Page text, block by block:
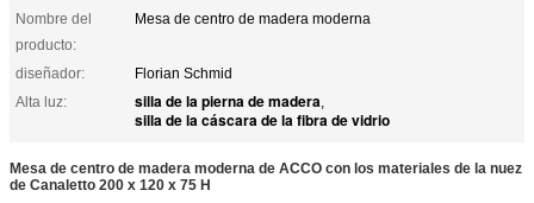
Nombre del
producto:
Mesa de centro de madera moderna
diseñador:
Florian Schmid
Alta luz:
silla de la pierna de madera,
silla de la cáscara de la fibra de vidrio
Mesa de centro de madera moderna de ACCO con los materiales de la nuez
de Canaletto 200 x 120 x 75 H